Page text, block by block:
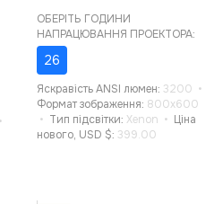
ОБЕРІТЬ ГОДИНИ
НАПРАЦЮВАННЯ ПРОЕКТОРА:
26
Яскравість ANSI люмен 3200
Формат зображення 800x600
Тип підсвітки Xenon
Ціна
нового, USD $ 399.00